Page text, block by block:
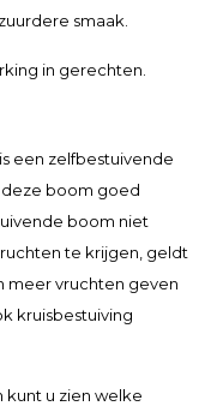
smaak.
in gerechten.
een zelfbestuivende
deze boom goed
boom niet
te krijgen, geldt
meer vruchten geven
kruisbestuiving
kunt u zien welke